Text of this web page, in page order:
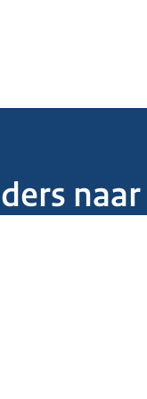
naar